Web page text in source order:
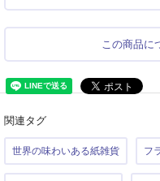
この商品に
関連タグ
世界の味わいある紙雑貨 フ